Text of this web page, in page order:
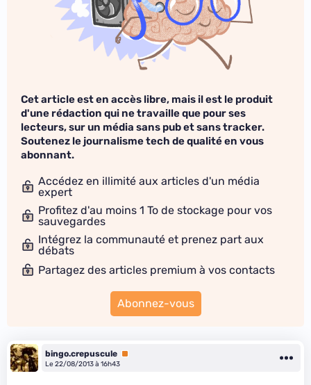
Cet article est en accès libre, mais il est le produit
d'une rédaction qui ne travaille que pour ses
lecteurs, sur un média sans pub et sans tracker.
Soutenez le journalisme tech de qualité en vous
abonnant.
Accédez en illimité aux articles d'un média
expert
Profitez d'au moins 1 To de stockage pour vos
sauvegardes
Intégrez la communauté et prenez part aux
débats
Partagez des articles premium à vos contacts
Abonnez-vous
bingo.crepuscule Premium
Le 22/08/2013 à 16h43